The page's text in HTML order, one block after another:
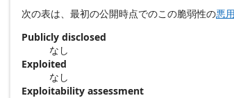
次の表は、最初の公開時点でのこの脆弱性の悪
Publicly disclosed
なし
Exploited
なし
Exploitability assessment